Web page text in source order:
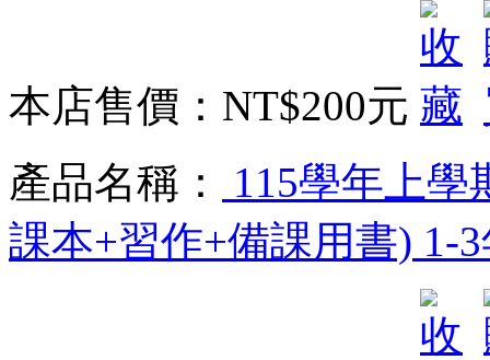
本店售價： NT$200元
產品名稱：
115學年上學
課本+習作+備課用書) 1-